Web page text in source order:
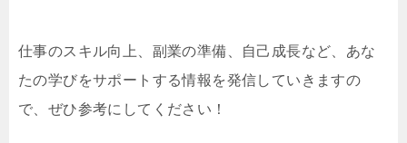
仕事のスキル向上、副業の準備、自己成長など、あな
たの学びをサポートする情報を発信していきますの
で、ぜひ参考にしてください！